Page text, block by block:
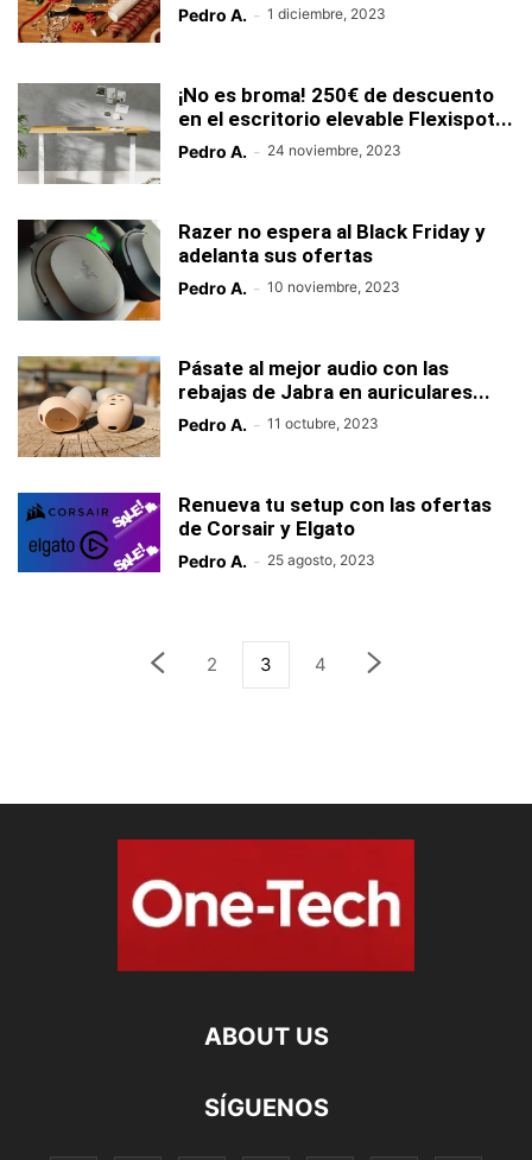
Pedro A. - 1 diciembre, 2023
¡No es broma! 250€ de descuento
en el escritorio elevable Flexispot...
Pedro A. - 24 noviembre, 2023
Razer no espera al Black Friday y
adelanta sus ofertas
Pedro A. - 10 noviembre, 2023
Pásate al mejor audio con las
rebajas de Jabra en auriculares...
Pedro A. - 11 octubre, 2023
Renueva tu setup con las ofertas
de Corsair y Elgato
Pedro A. - 25 agosto, 2023
2 3 4
ABOUT US
SÍGUENOS